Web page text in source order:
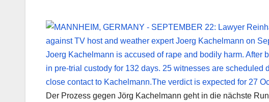
Der Prozess gegen Jörg Kachelmann geht in die nächste